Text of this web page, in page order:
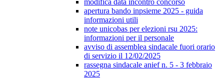
modifica data incontro concorso
apertura bando inpsieme 2025 - guida
informazioni utili
note unicobas per elezioni rsu 2025:
informazioni per il personale
avviso di assemblea sindacale fuori orario
di servizio il 12/02/2025
rassegna sindacale anief n. 5 - 3 febbraio
2025